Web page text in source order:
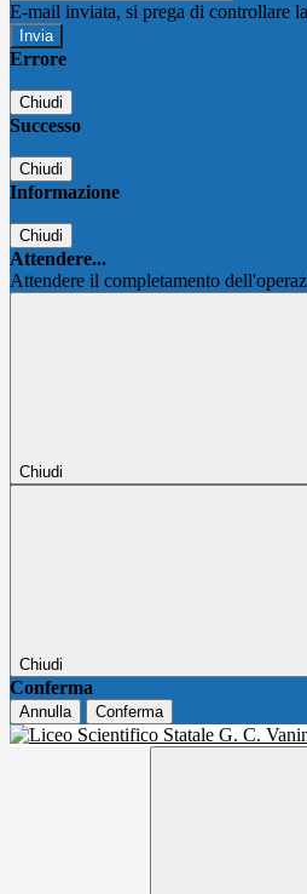
E-mail inviata, si prega di controllare
Errore
Chiudi
Successo
Chiudi
Informazione
Chiudi
Attendere...
Attendere il completamento
Chiudi
Chiudi
Conferma
Annulla Conferma